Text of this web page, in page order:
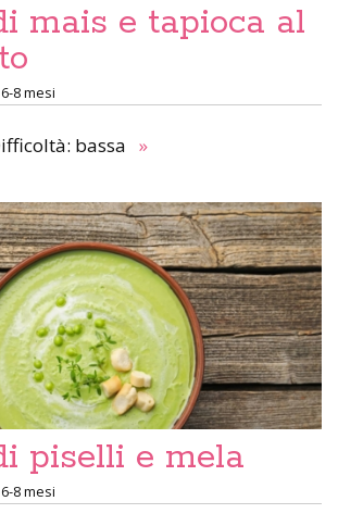
mais e tapioca al
8 mesi
bassa »
piselli e mela
8 mesi